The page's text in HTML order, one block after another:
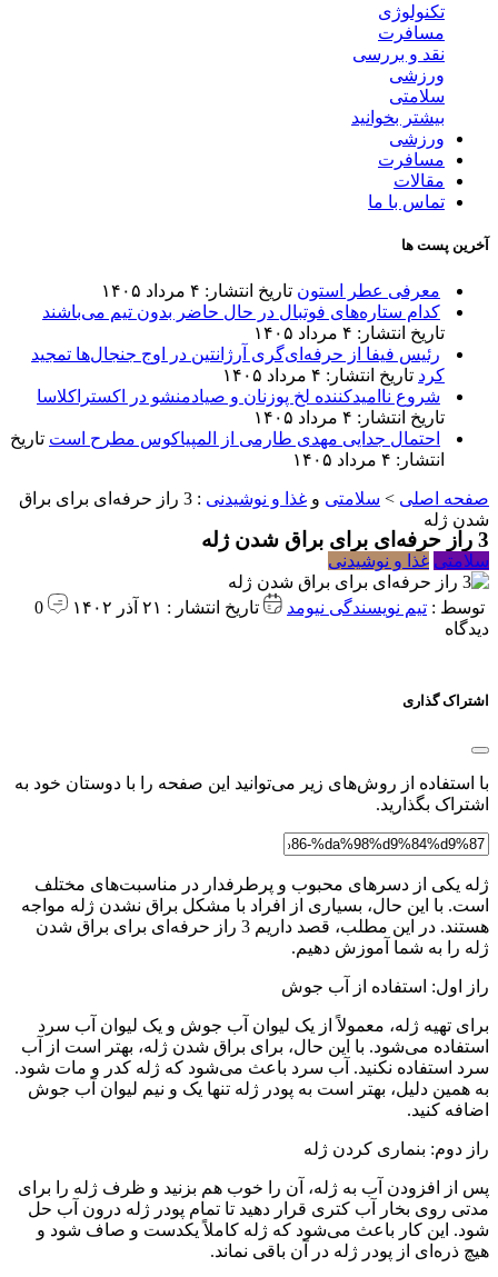
تکنولوژی
مسافرت
نقد و بررسی
ورزشی
سلامتی
بیشتر بخوانید
ورزشی
مسافرت
مقالات
تماس با ما
آخرین پست ها
معرفی عطر استون تاریخ انتشار: ۴ مرداد ۱۴۰۵
کدام ستاره‌های فوتبال در حال حاضر بدون تیم می‌باشند
تاریخ انتشار: ۴ مرداد ۱۴۰۵
رئیس فیفا از حرفه‌ای‌گری آرژانتین در اوج جنجال‌ها تمجید
کرد تاریخ انتشار: ۴ مرداد ۱۴۰۵
شروع ناامیدکننده لخ پوزنان و صیادمنشو در اکستراکلاسا
تاریخ انتشار: ۴ مرداد ۱۴۰۵
احتمال جدایی مهدی طارمی از المپیاکوس مطرح است تاریخ
انتشار: ۴ مرداد ۱۴۰۵
صفحه اصلی > سلامتی و غذا و نوشیدنی :
3 راز حرفه‌ای برای براق
شدن ژله
3 راز حرفه‌ای برای براق شدن ژله
سلامتی غذا و نوشیدنی
توسط : تیم نویسندگی نیومد تاریخ انتشار : ۲۱ آذر ۱۴۰۲
0
دیدگاه
اشتراک گذاری
با استفاده از روش‌های زیر می‌توانید این صفحه را با دوستان خود به
اشتراک بگذارید.
ژله یکی از دسرهای محبوب و پرطرفدار در مناسبت‌های مختلف
است. با این حال، بسیاری از افراد با مشکل براق نشدن ژله مواجه
هستند. در این مطلب، قصد داریم 3 راز حرفه‌ای برای براق شدن
ژله را به شما آموزش دهیم.
راز اول: استفاده از آب جوش
برای تهیه ژله، معمولاً از یک لیوان آب جوش و یک لیوان آب سرد
استفاده می‌شود. با این حال، برای براق شدن ژله، بهتر است از آب
سرد استفاده نکنید. آب سرد باعث می‌شود که ژله کدر و مات شود.
به همین دلیل، بهتر است به پودر ژله تنها یک و نیم لیوان آب جوش
اضافه کنید.
راز دوم: بنماری کردن ژله
پس از افزودن آب به ژله، آن را خوب هم بزنید و ظرف ژله را برای
مدتی روی بخار آب کتری قرار دهید تا تمام پودر ژله درون آب حل
شود. این کار باعث می‌شود که ژله کاملاً یکدست و صاف شود و
هیچ ذره‌ای از پودر ژله در آن باقی نماند.